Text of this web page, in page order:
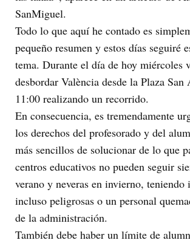
SanMiguel.
Todo lo que aquí he contado es
pequeño resumen y estos días seguiré
tema. Durante el día de hoy miércoles
desbordar València desde la Plaza San
11:00 realizando un recorrido.
En consecuencia, es tremendamente
los derechos del profesorado y del
más sencillos de solucionar de lo que
centros educativos no pueden seguir
verano y neveras en invierno, teniendo
incluso peligrosas o un personal
de la administración.
También debe haber un límite de